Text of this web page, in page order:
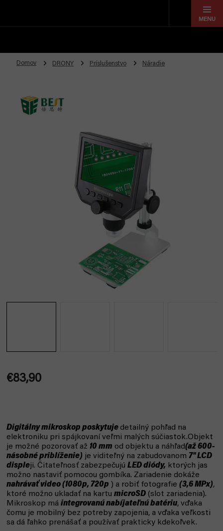
Domov DRONY Príslušenstvo Náradie
€83,90
Digitálny mikroskop poskytuje detailný pohľad na
elektroniku pri spájkovaní veľmi malých súčiastok.Objekt
je možné pozorovať až 10 mm od objektu a náhľad(až 600-
násobné priblíženie) je viditeľný na zabudovanom 7" LCD
displeji. Čitateľnosť zabezpečujú LED diódy, ktorých jas
možno nastaviť pomocou gombíka. Zariadenie dokáže
nahrávať video (1080p, 720p ) a robiť fotografie (3,6 MPx),
ktoré možno ukladať na kartu microSD (slot zariadenia).
Mikroskop má integrovanú nabíjateľnú batériu, vďaka
čomu je mobilný bez potreby zapojenia, a vďaka veľkosti
sa dá ľahko prenášať a používať prakticky kdekoľvek.